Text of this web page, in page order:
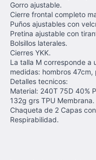
Gorro ajustable.
Cierre frontal completo
Puños ajustables con
Pretina ajustable con
Bolsillos laterales.
Cierres YKK.
La talla M corresponde a
medidas: hombros
Detalles tecnicos:
Material: 240T 75D 40%
132g grs TPU Membrana.
Chaqueta de 2 Capas
Respirabilidad.